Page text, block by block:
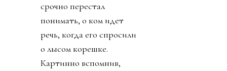
срочно перестал
понимать, о ком идет
речь, когда его спросили
о лысом корешке.
Картинно вспомнив,